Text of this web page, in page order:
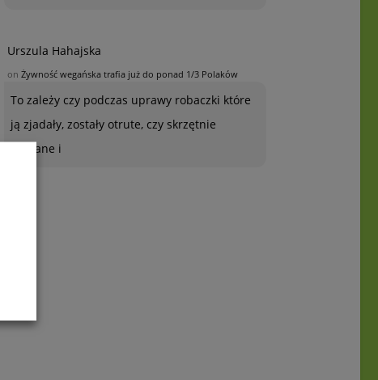
Urszula Hahajska
on Żywność wegańska trafia już do ponad 1/3 Polaków
To zależy czy podczas uprawy robaczki które
ją zjadały, zostały otrute, czy skrzętnie
zebrane i